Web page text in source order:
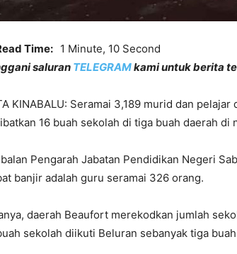
Time: 1 Minute, 10 Second
saluran TELEGRAMkami untuk berita
KINABALU: Seramai 3,189 murid dan
16 buah sekolah di tiga buah daerah di
Pengarah Jabatan Pendidikan Negeri
banjir adalah guru seramai 326 orang.
daerah Beaufort merekodkan jumlah
sekolah diikuti Beluran sebanyak tiga